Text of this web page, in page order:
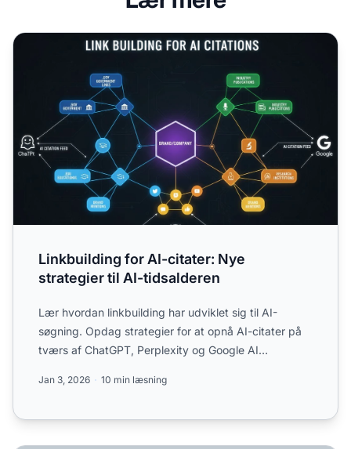
Linkbuilding for AI-citater: Nye strategier til AI-tidsalderen
Linkbuilding for AI-citater: Nye
strategier til AI-tidsalderen
Lær hvordan linkbuilding har udviklet sig til AI-
søgning. Opdag strategier for at opnå AI-citater på
tværs af ChatGPT, Perplexity og Google AI
Jan 3, 2026 10 min læsning